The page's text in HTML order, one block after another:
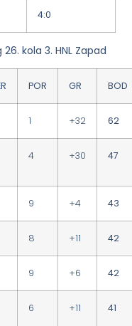
4:0
kola 3. HNL Zapad
POR GR BOD
1 +32 62
4 +30 47
9 +4 43
8 +11 42
9 +6 42
6 +11 41